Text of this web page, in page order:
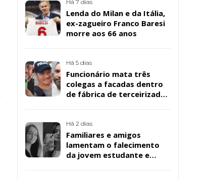
Há 7 dias
Lenda do Milan e da Itália,
ex-zagueiro Franco Baresi
morre aos 66 anos
Há 5 dias
Funcionário mata três
colegas a facadas dentro
de fábrica de terceirizada
Há 2 dias
Familiares e amigos
lamentam o falecimento
da jovem estudante e